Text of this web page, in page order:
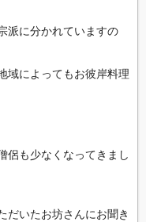
派に分かれていますの
域によってもお彼岸料理
侶も少なくなってきまし
だいたお坊さんにお聞き